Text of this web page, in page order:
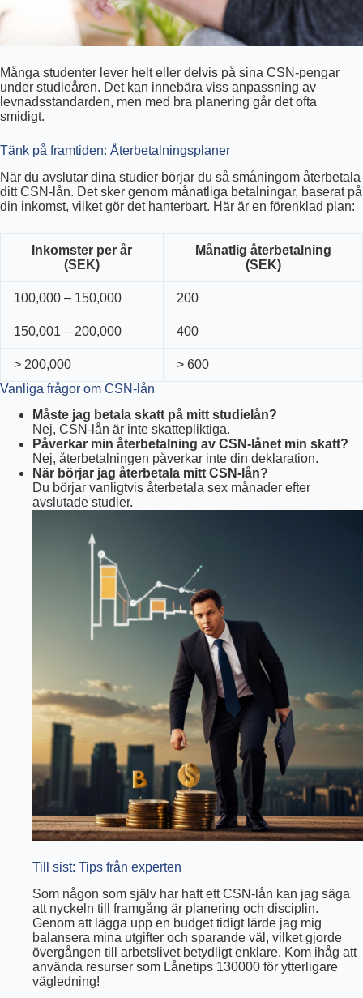
Många studenter lever helt eller delvis på sina CSN-pengar
under studieåren. Det kan innebära viss anpassning av
levnadsstandarden, men med bra planering går det ofta
smidigt.
Tänk på framtiden: Återbetalningsplaner
När du avslutar dina studier börjar du så småningom återbetala
ditt CSN-lån. Det sker genom månatliga betalningar, baserat på
din inkomst, vilket gör det hanterbart. Här är en förenklad plan:
Inkomster per år
(SEK)
Månatlig återbetalning
(SEK)
100,000 – 150,000 200
150,001 – 200,000 400
> 200,000
> 600
Vanliga frågor om CSN-lån
Måste jag betala skatt på mitt studielån?
Nej, CSN-lån är inte skattepliktiga.
Påverkar min återbetalning av CSN-lånet min skatt?
Nej, återbetalningen påverkar inte din deklaration.
När börjar jag återbetala mitt CSN-lån?
Du börjar vanligtvis återbetala sex månader efter
avslutade studier.
Till sist: Tips från experten
Som någon som själv har haft ett CSN-lån kan jag säga
att nyckeln till framgång är planering och disciplin.
Genom att lägga upp en budget tidigt lärde jag mig
balansera mina utgifter och sparande väl, vilket gjorde
övergången till arbetslivet betydligt enklare. Kom ihåg att
använda resurser som Lånetips 130000 för ytterligare
vägledning!